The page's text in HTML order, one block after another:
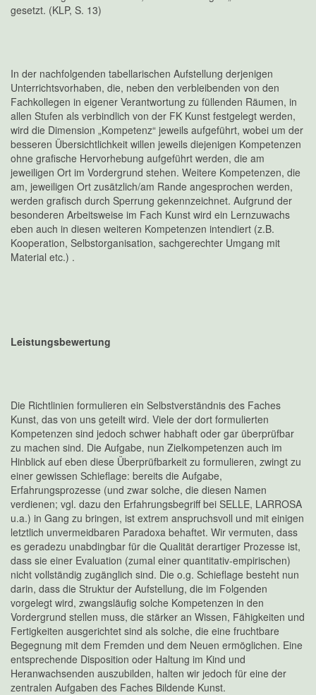
gesetzt. (KLP, S. 13)
In der nachfolgenden tabellarischen Aufstellung derjenigen
Unterrichtsvorhaben, die, neben den verbleibenden von den
Fachkollegen in eigener Verantwortung zu füllenden Räumen, in
allen Stufen als verbindlich von der FK Kunst festgelegt werden,
wird die Dimension „Kompetenz“ jeweils aufgeführt, wobei um der
besseren Übersichtlichkeit willen jeweils diejenigen Kompetenzen
ohne grafische Hervorhebung aufgeführt werden, die am
jeweiligen Ort im Vordergrund stehen. Weitere Kompetenzen, die
am, jeweiligen Ort zusätzlich/am Rande angesprochen werden,
werden grafisch durch Sperrung gekennzeichnet. Aufgrund der
besonderen Arbeitsweise im Fach Kunst wird ein Lernzuwachs
eben auch in diesen weiteren Kompetenzen intendiert (z.B.
Kooperation, Selbstorganisation, sachgerechter Umgang mit
Material etc.) .
Leistungsbewertung
Die Richtlinien formulieren ein Selbstverständnis des Faches
Kunst, das von uns geteilt wird. Viele der dort formulierten
Kompetenzen sind jedoch schwer habhaft oder gar überprüfbar
zu machen sind. Die Aufgabe, nun Zielkompetenzen auch im
Hinblick auf eben diese Überprüfbarkeit zu formulieren, zwingt zu
einer gewissen Schieflage: bereits die Aufgabe,
Erfahrungsprozesse (und zwar solche, die diesen Namen
verdienen; vgl. dazu den Erfahrungsbegriff bei SELLE, LARROSA
u.a.) in Gang zu bringen, ist extrem anspruchsvoll und mit einigen
letztlich unvermeidbaren Paradoxa behaftet. Wir vermuten, dass
es geradezu unabdingbar für die Qualität derartiger Prozesse ist,
dass sie einer Evaluation (zumal einer quantitativ-empirischen)
nicht vollständig zugänglich sind. Die o.g. Schieflage besteht nun
darin, dass die Struktur der Aufstellung, die im Folgenden
vorgelegt wird, zwangsläufig solche Kompetenzen in den
Vordergrund stellen muss, die stärker an Wissen, Fähigkeiten und
Fertigkeiten ausgerichtet sind als solche, die eine fruchtbare
Begegnung mit dem Fremden und dem Neuen ermöglichen. Eine
entsprechende Disposition oder Haltung im Kind und
Heranwachsenden auszubilden, halten wir jedoch für eine der
zentralen Aufgaben des Faches Bildende Kunst.